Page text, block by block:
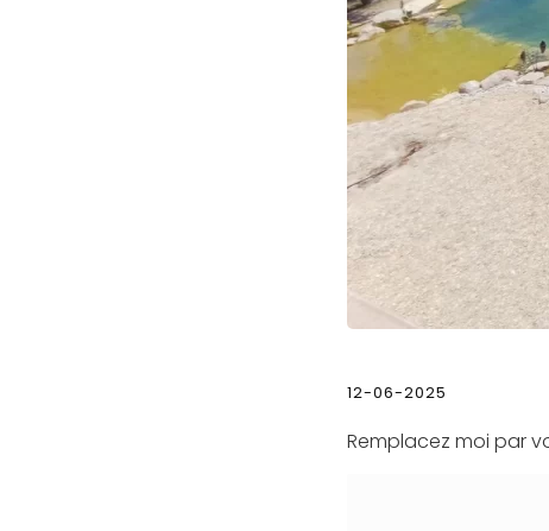
12-06-2025
Remplacez moi par